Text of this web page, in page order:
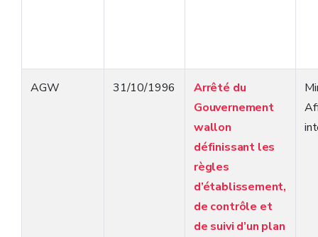
AGW 31/10/1996
Arrêté du
Gouvernement
wallon
définissant les
règles
d’établissement,
de contrôle et
de suivi d’un plan